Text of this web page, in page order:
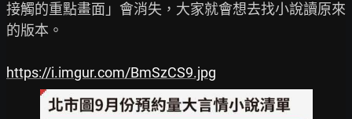
接觸的重點畫面」會消失，大家就會想去找小說讀原來
的版本。
https://i.imgur.com/BmSzCS9.jpg